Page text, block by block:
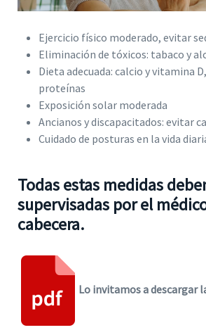
Ejercicio físico moderado, evitar
Eliminación de tóxicos: tabaco y
Dieta adecuada: calcio y vitamina
proteínas
Exposición solar moderada
Ancianos y discapacitados: evitar
Cuidado de posturas en la vida
Todas estas medidas
supervisadas por el
cabecera.
Lo invitamos a descargar